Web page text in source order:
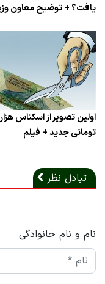
یافت؟ + توضیح معاون
اولین تصویر از اسکناس هزار
تومانی جدید + فیلم
تبادل نظر
نام و نام خانوادگی